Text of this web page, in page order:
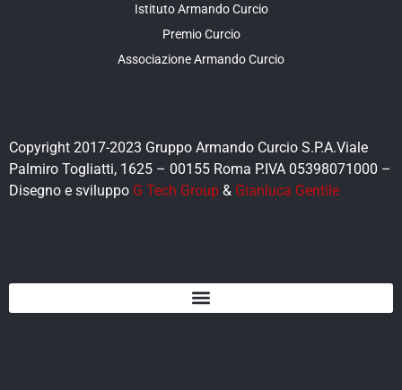
Istituto Armando Curcio
Premio Curcio
Associazione Armando Curcio
Copyright 2017-2023 Gruppo Armando Curcio S.P.A.Viale
Palmiro Togliatti, 1625 – 00155 Roma P.IVA 05398071000 –
Disegno e sviluppo G Tech Group & Gianluca Gentile